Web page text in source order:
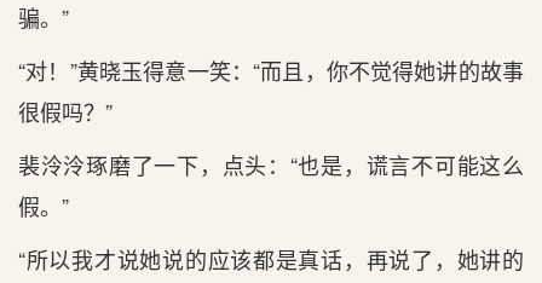
骗。”
“对！”黄晓玉得意一笑：“而且，你不觉得她讲的故事
很假吗？”
裴泠泠琢磨了一下，点头：“也是，谎言不可能这么
假。”
“所以我才说她说的应该都是真话，再说了，她讲的